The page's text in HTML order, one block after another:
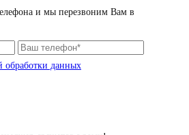
и мы перезвоним Вам в
обработки данных